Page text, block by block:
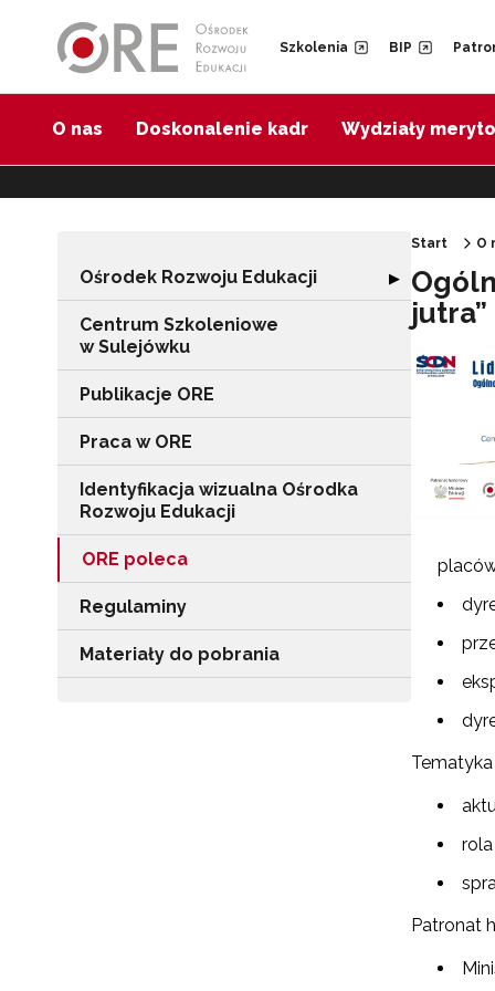
Szkolenia BIP
O nas Doskonalenie kadr Wydziały
Ośrodek Rozwoju Edukacji Rozwiń sekcję
▶
Centrum Szkoleniowe
w Sulejówku
Publikacje ORE
Praca w ORE
Identyfikacja wizualna Ośrodka
Rozwoju Edukacji
ORE poleca
Regulaminy
Materiały do pobrania
Start O
jutra”
Patronat